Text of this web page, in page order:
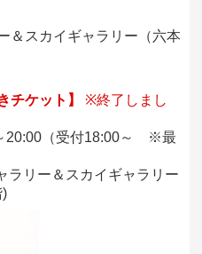
＆スカイギャラリー（六本
チケット】
※終了しまし
20:00（受付18:00～ ※最
ラリー＆スカイギャラリー
)